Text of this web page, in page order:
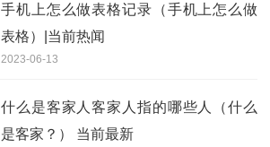
手机上怎么做表格记录（手机上怎么做
表格）|当前热闻
2023-06-13
什么是客家人客家人指的哪些人（什么
是客家？） 当前最新